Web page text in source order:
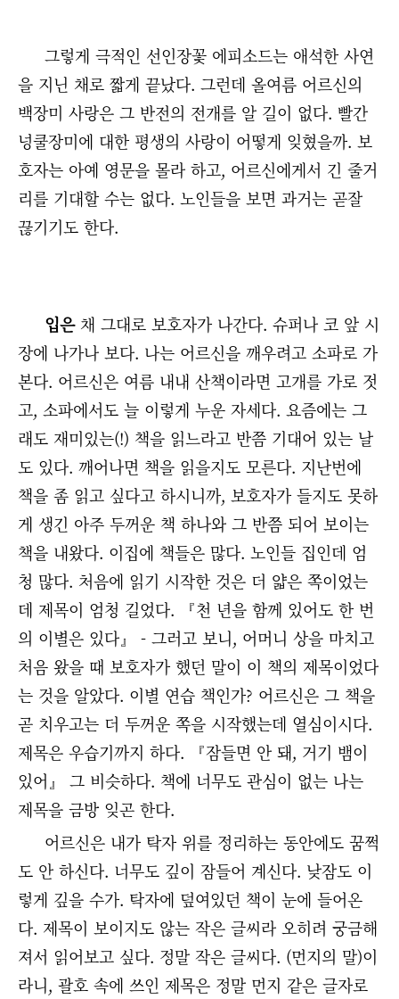
그렇게 극적인 선인장꽃 에피소드는 애석한 사연
을 지닌 채로 짧게 끝났다. 그런데 올여름 어르신의
백장미 사랑은 그 반전의 전개를 알 길이 없다. 빨간
넝쿨장미에 대한 평생의 사랑이 어떻게 잊혔을까. 보
호자는 아예 영문을 몰라 하고, 어르신에게서 긴 줄거
리를 기대할 수는 없다. 노인들을 보면 과거는 곧잘
끊기기도 한다.
입은채 그대로 보호자가 나간다. 슈퍼나 코 앞 시
장에 나가나 보다. 나는 어르신을 깨우려고 소파로 가
본다. 어르신은 여름 내내 산책이라면 고개를 가로 젓
고, 소파에서도 늘 이렇게 누운 자세다. 요즘에는 그
래도 재미있는(!) 책을 읽느라고 반쯤 기대어 있는 날
도 있다. 깨어나면 책을 읽을지도 모른다. 지난번에
책을 좀 읽고 싶다고 하시니까, 보호자가 들지도 못하
게 생긴 아주 두꺼운 책 하나와 그 반쯤 되어 보이는
책을 내왔다. 이집에 책들은 많다. 노인들 집인데 엄
청 많다. 처음에 읽기 시작한 것은 더 얇은 쪽이었는
데 제목이 엄청 길었다. 『천 년을 함께 있어도 한 번
의 이별은 있다』 - 그러고 보니, 어머니 상을 마치고
처음 왔을 때 보호자가 했던 말이 이 책의 제목이었다
는 것을 알았다. 이별 연습 책인가? 어르신은 그 책을
곧 치우고는 더 두꺼운 쪽을 시작했는데 열심이시다.
제목은 우습기까지 하다. 『잠들면 안 돼, 거기 뱀이
있어』 그 비슷하다. 책에 너무도 관심이 없는 나는
제목을 금방 잊곤 한다.
어르신은 내가 탁자 위를 정리하는 동안에도 꿈쩍
도 안 하신다. 너무도 깊이 잠들어 계신다. 낮잠도 이
렇게 깊을 수가. 탁자에 덮여있던 책이 눈에 들어온
다. 제목이 보이지도 않는 작은 글씨라 오히려 궁금해
져서 읽어보고 싶다. 정말 작은 글씨다. (먼지의 말)이
라니, 괄호 속에 쓰인 제목은 정말 먼지 같은 글자로